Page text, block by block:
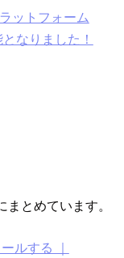
ットフォーム
なりました！
とめています。
ルする ｜